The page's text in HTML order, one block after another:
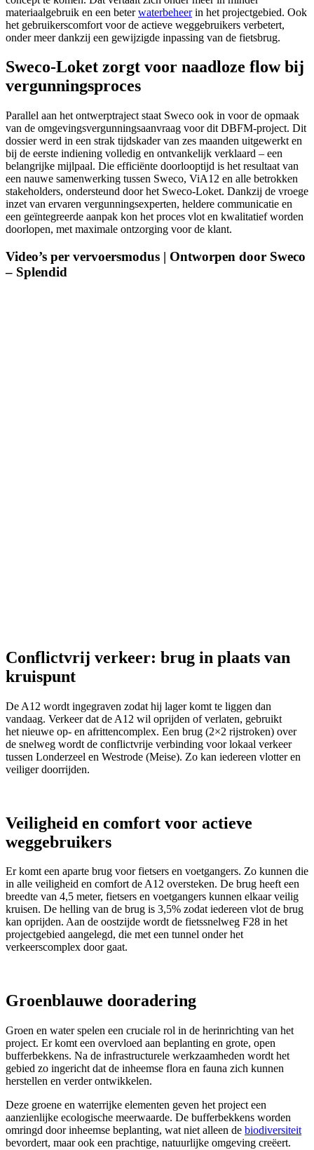
materiaalgebruik en een beterwaterbeheerin het projectgebied. Ook
het gebruikerscomfort voor de actieve weggebruikers verbetert,
onder meer dankzij een gewijzigde inpassing van de fietsbrug.
Sweco-Loket zorgt voor naadloze flow bij
vergunningsproces
Parallel aan het ontwerptraject staat Sweco ook in voor de opmaak
van de omgevingsvergunningsaanvraag voor dit DBFM-project. Dit
dossier werd in een strak tijdskader van zes maanden uitgewerkt en
bij de eerste indiening volledig en ontvankelijk verklaard – een
belangrijke mijlpaal. Die efficiënte doorlooptijd is het resultaat van
een nauwe samenwerking tussen Sweco, ViA12 en alle betrokken
stakeholders, ondersteund door het Sweco-Loket. Dankzij de vroege
inzet van ervaren vergunningsexperten, heldere communicatie en
een geïntegreerde aanpak kon het proces vlot en kwalitatief worden
doorlopen, met maximale ontzorging voor de klant.
Video’s per vervoersmodus | Ontworpen door Sweco
– Splendid
Conflictvrij verkeer: brug in plaats van
kruispunt
De A12 wordt ingegraven zodat hij lager komt te liggen dan
vandaag. Verkeer dat de A12 wil oprijden of verlaten, gebruikt
het nieuwe op- en afrittencomplex. Een brug (2×2 rijstroken) over
de snelweg wordt de conflictvrije verbinding voor lokaal verkeer
tussen Londerzeel en Westrode (Meise). Zo kan iedereen vlotter en
veiliger doorrijden.
Veiligheid en comfort voor actieve
weggebruikers
Er komt een aparte brug voor fietsers en voetgangers. Zo kunnen die
in alle veiligheid en comfort de A12 oversteken. De brug heeft een
breedte van 4,5 meter, fietsers en voetgangers kunnen elkaar veilig
kruisen. De helling van de brug is 3,5% zodat iedereen vlot de brug
kan oprijden. Aan de oostzijde wordt de fietssnelweg F28 in het
projectgebied aangelegd, die met een tunnel onder het
verkeerscomplex door gaat.
Groenblauwe dooradering
Groen en water spelen een cruciale rol in de herinrichting van het
project. Er komt een overvloed aan beplanting en grote, open
bufferbekkens. Na de infrastructurele werkzaamheden wordt het
gebied zo ingericht dat de inheemse flora en fauna zich kunnen
herstellen en verder ontwikkelen.
Deze groene en waterrijke elementen geven het project een
aanzienlijke ecologische meerwaarde. De bufferbekkens worden
omringd door inheemse beplanting, wat niet alleen de biodiversiteit
bevordert, maar ook een prachtige, natuurlijke omgeving creëert.